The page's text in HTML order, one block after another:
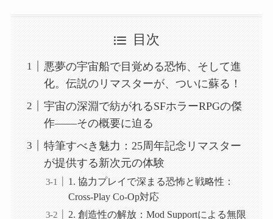
目次
悪夢の宇宙船で目覚める恐怖、そして進
化。伝説のリマスターが、ついに蘇る！
宇宙の深淵で紡がれるSFホラーRPGの傑
作――その概要に迫る
特筆すべき魅力：25周年記念リマスター
が提供する新次元の体験
1. 協力プレイで深まる恐怖と戦略性：
Cross-Play Co-Op対応
2. 創造性の解放：Mod Supportによる無限